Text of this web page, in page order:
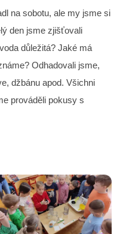
na sobotu, ale my jsme si
den jsme zjišťovali
důležitá? Jaké má
Odhadovali jsme,
džbánu apod. Všichni
prováděli pokusy s